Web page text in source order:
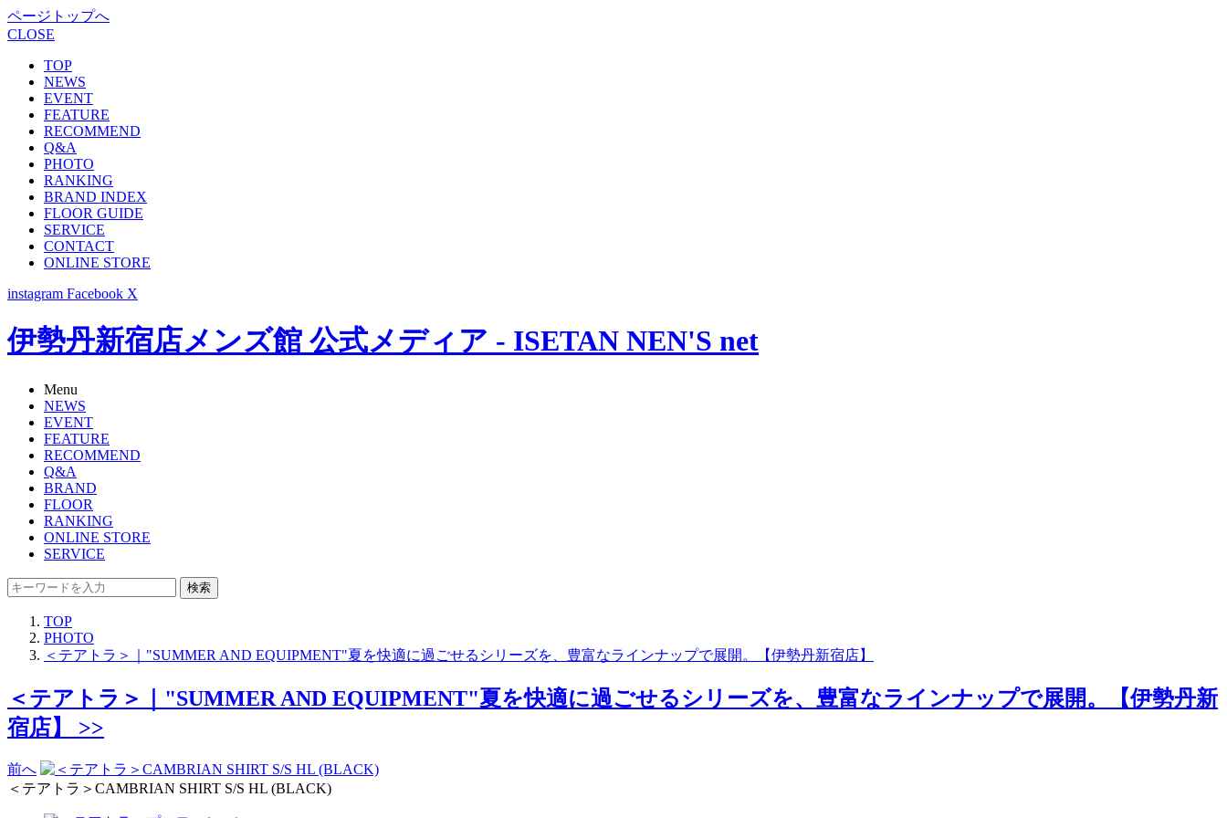
ページトップへ
CLOSE
TOP
NEWS
EVENT
FEATURE
RECOMMEND
Q&A
PHOTO
RANKING
BRAND INDEX
FLOOR GUIDE
SERVICE
CONTACT
ONLINE STORE
instagram Facebook X
伊勢丹新宿店メンズ館 公式メディア - ISETAN NEN'S net
Menu
NEWS
EVENT
FEATURE
RECOMMEND
Q&A
BRAND
FLOOR
RANKING
ONLINE STORE
SERVICE
検索
TOP
PHOTO
＜テアトラ＞｜"SUMMER AND EQUIPMENT"夏を快適に過ごせるシリーズを、豊富なラインナップで展開。【伊勢丹新宿店】
＜テアトラ＞｜"SUMMER AND EQUIPMENT"夏を快適に過ごせるシリーズを、豊富なラインナップで展開。【伊勢丹新
宿店】 >>
前へ
＜テアトラ＞CAMBRIAN SHIRT S/S HL (BLACK)